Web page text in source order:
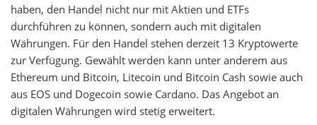
haben, den Handel nicht nur mit Aktien und ETFs
durchführen zu können, sondern auch mit digitalen
Währungen. Für den Handel stehen derzeit 13 Kryptowerte
zur Verfügung. Gewählt werden kann unter anderem aus
Ethereum und Bitcoin, Litecoin und Bitcoin Cash sowie auch
aus EOS und Dogecoin sowie Cardano. Das Angebot an
digitalen Währungen wird stetig erweitert.